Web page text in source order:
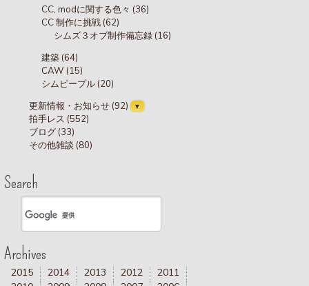
CC, modに関する色々 (36)
CC 制作に挑戦 (62)
シムズ３オブ制作備忘録 (16)
建築 (64)
CAW (15)
シムピープル (20)
更新情報・お知らせ (92)
拍手レス (552)
ブログ (33)
その他雑談 (80)
Search
Archives
2015 2014 2013 2012
2011